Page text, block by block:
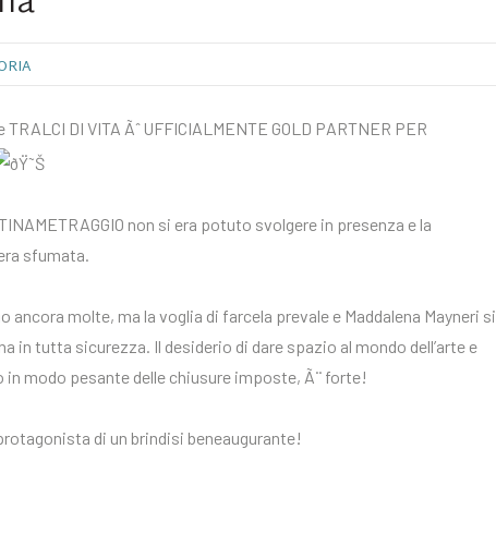
TRALCI DI VITA Ãˆ UFFICIALMENTE GOLD PARTNER PER
non si era potuto svolgere in presenza e la
sfumata.
molte, ma la voglia di farcela prevale e Maddalena Mayneri si
in tutta sicurezza. Il desiderio di dare spazio al mondo dell’arte e
modo pesante delle chiusure imposte, Ã¨ forte!
di un brindisi beneaugurante!